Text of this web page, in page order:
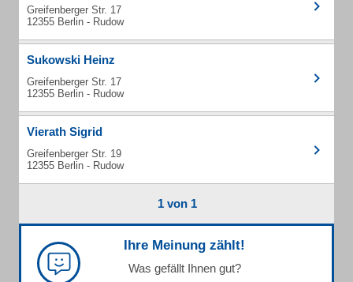
Greifenberger Str. 17
12355 Berlin - Rudow
Sukowski Heinz
Greifenberger Str. 17
12355 Berlin - Rudow
Vierath Sigrid
Greifenberger Str. 19
12355 Berlin - Rudow
1 von 1
Ihre Meinung zählt!
Was gefällt Ihnen gut?